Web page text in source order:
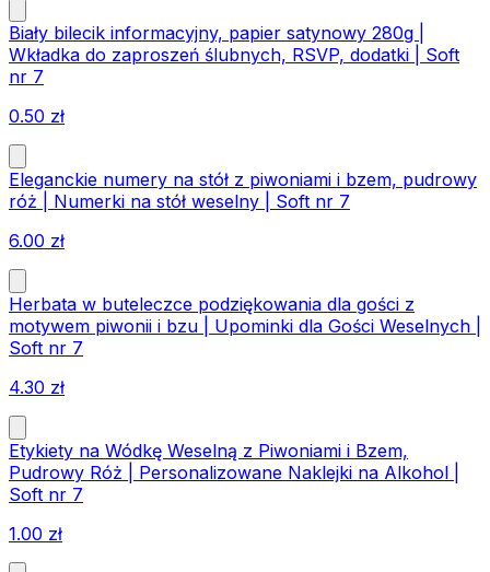
Biały bilecik informacyjny, papier satynowy 280g |
Wkładka do zaproszeń ślubnych, RSVP, dodatki | Soft
nr 7
0.50 zł
Eleganckie numery na stół z piwoniami i bzem, pudrowy
róż | Numerki na stół weselny | Soft nr 7
6.00 zł
Herbata w buteleczce podziękowania dla gości z
motywem piwonii i bzu | Upominki dla Gości Weselnych |
Soft nr 7
4.30 zł
Etykiety na Wódkę Weselną z Piwoniami i Bzem,
Pudrowy Róż | Personalizowane Naklejki na Alkohol |
Soft nr 7
1.00 zł